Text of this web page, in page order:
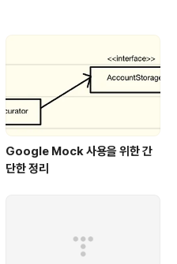
Google Mock 사용을 위한 간
단한 정리